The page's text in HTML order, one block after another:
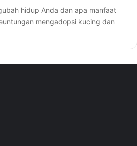
hidup Anda dan apa manfaat
mengadopsi kucing dan